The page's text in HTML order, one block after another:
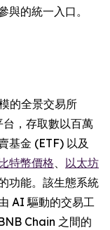
與的統一入口。
的全景交易所
，存取數以百萬
基金 (ETF) 以及
比特幣價格、 以太坊
功能。該生態系統
AI 驅動的交易工
Chain 之間的